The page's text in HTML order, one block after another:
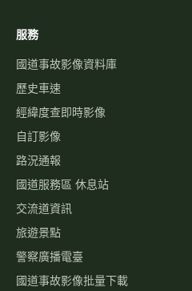
服務
國道事故影像資料庫
歷史車速
經緯度查即時影像
自訂影像
路況通報
國道服務區 休息站
交流道資訊
旅遊景點
警察廣播電臺
國道事故影像批量下載